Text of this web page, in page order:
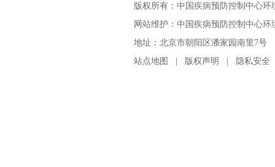
版权所有：中国疾病预防控制中心环
网站维护：中国疾病预防控制中心
地址：北京市朝阳区潘家园南里7号
站点地图
版权声明 隐私安全